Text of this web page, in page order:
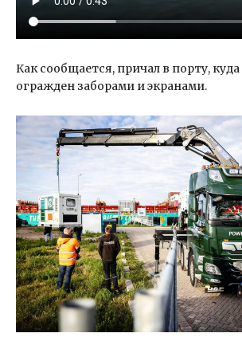
Как сообщается, причал в порту,
огражден заборами и экранами.